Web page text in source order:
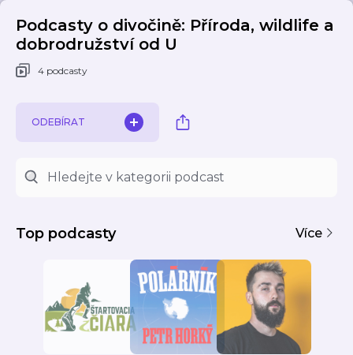
Podcasty o divočině: Příroda, wildlife a
dobrodružství od U
4 podcasty
ODEBÍRAT
Top podcasty Více